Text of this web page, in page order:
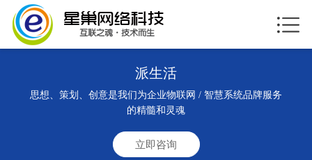
派生活
思想、策划、创意是我们为企业物联网 / 智慧系统品牌服务
的精髓和灵魂
立即咨询